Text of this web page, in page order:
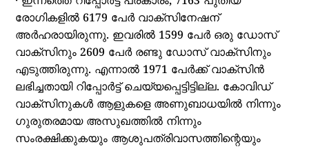
രോഗികളില്‍ 6179 പേര്‍ വാക്‌സിനേഷന്
അര്‍ഹരായിരുന്നു. ഇവരില്‍ 1599 പേര്‍ ഒരു ഡോസ്
വാക്‌സിനും 2609 പേര്‍ രണ്ടു ഡോസ് വാക്‌സിനും
എടുത്തിരുന്നു. എന്നാല്‍ 1971 പേര്‍ക്ക് വാക്‌സിന്‍
ലഭിച്ചതായി റിപ്പോര്‍ട്ട് ചെയ്യപ്പെട്ടിട്ടില്ല. കോവിഡ്
വാക്‌സിനുകള്‍ ആളുകളെ അണുബാധയില്‍ നിന്നും
ഗുരുതരമായ അസുഖത്തില്‍ നിന്നും
സംരക്ഷിക്കുകയും ആശുപത്രിവാസത്തിന്റെയും